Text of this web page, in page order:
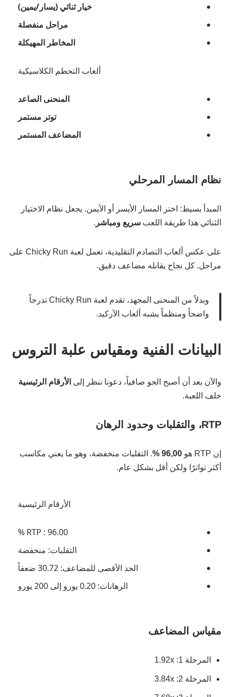
خيار ثنائي (يسار/يمين)
مراحل منفصلة
المخاطر المهيكلة
ألعاب التحطم الكلاسيكية
المنحنى الصاعد
توتر مستمر
المضاعف المستمر
نظام المسار المرحلي
المبدأ بسيط: اختر المسار الأيسر أو الأيمن. يجعل نظام الاختيار
الثنائي هذا طريقة اللعب سريع ومباشر .
على عكس ألعاب التصادم التقليدية، تعمل لعبة Chicky Run على
مراحل. كل نجاح يقابله مضاعف دقيق.
وبدلاً من المنحنى المجهد، تقدم لعبة Chicky Run تدرجاً
واضحاً ومنظماً يشبه ألعاب الآركيد.
البيانات الفنية ومقياس علبة التروس
والآن بعد أن أصبح الجو صافياً، دعونا ننظر إلى الأرقام الرئيسية
خلف اللعبة.
RTP، والتقلبات وحدود الرهان
إن RTP هو 96,00 %
. التقلبات منخفضة، وهو ما يعني مكاسب
أكثر تواترًا ولكن أقل بشكل عام.
الأرقام الرئيسية
RTP : 96.00 %
التقلبات: منخفضة
الحد الأقصى للمضاعف: 30.72 ضعفاً
الرهانات: 0.20 يورو إلى 200 يورو
مقياس المضاعف
المرحلة 1: 1.92x
المرحلة 2: 3.84x